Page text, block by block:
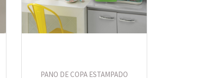
PANO DE COPA ESTAMPADO